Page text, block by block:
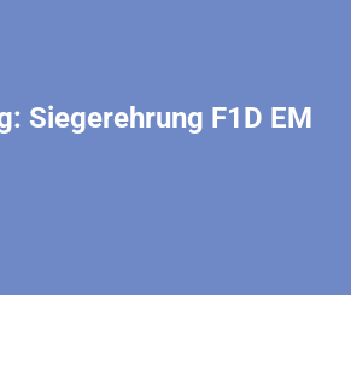
Siegerehrung F1D EM